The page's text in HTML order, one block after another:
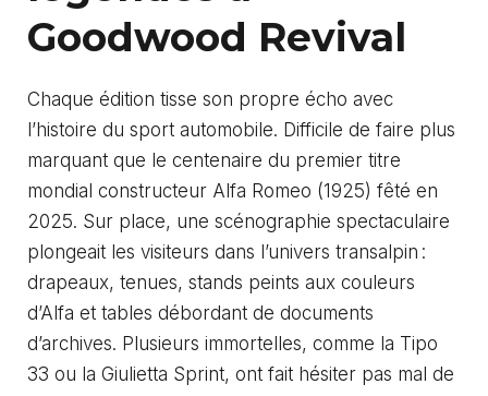
Goodwood Revival
Chaque édition tisse son propre écho avec
l’histoire du sport automobile. Difficile de faire plus
marquant que le centenaire du premier titre
mondial constructeur Alfa Romeo (1925) fêté en
2025. Sur place, une scénographie spectaculaire
plongeait les visiteurs dans l’univers transalpin :
drapeaux, tenues, stands peints aux couleurs
d’Alfa et tables débordant de documents
d’archives. Plusieurs immortelles, comme la Tipo
33 ou la Giulietta Sprint, ont fait hésiter pas mal de